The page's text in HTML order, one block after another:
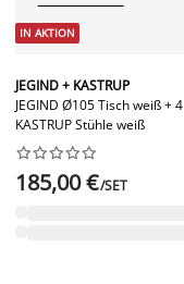
IN AKTION
JEGIND + KASTRUP
JEGIND Ø105 Tisch weiß + 4
KASTRUP Stühle weiß






185,00 €/SET